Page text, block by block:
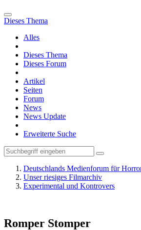
Dieses Thema
Alles
Dieses Thema
Dieses Forum
Artikel
Seiten
Forum
News
News Update
Erweiterte Suche
Deutschlands Medienforum für
Unser riesiges Filmarchiv
Experimental und Kontrovers
Romper Stomper